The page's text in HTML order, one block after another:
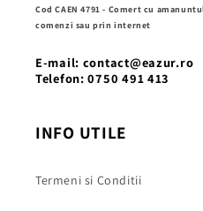
Cod CAEN 4791 - Comert cu
comenzi sau prin internet
E-mail: contact@eazur.ro
Telefon: 0750 491 413
INFO UTILE
Termeni si Conditii